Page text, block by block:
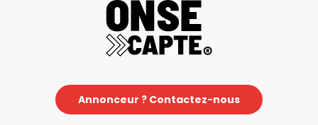
Annonceur ? Contactez-nous